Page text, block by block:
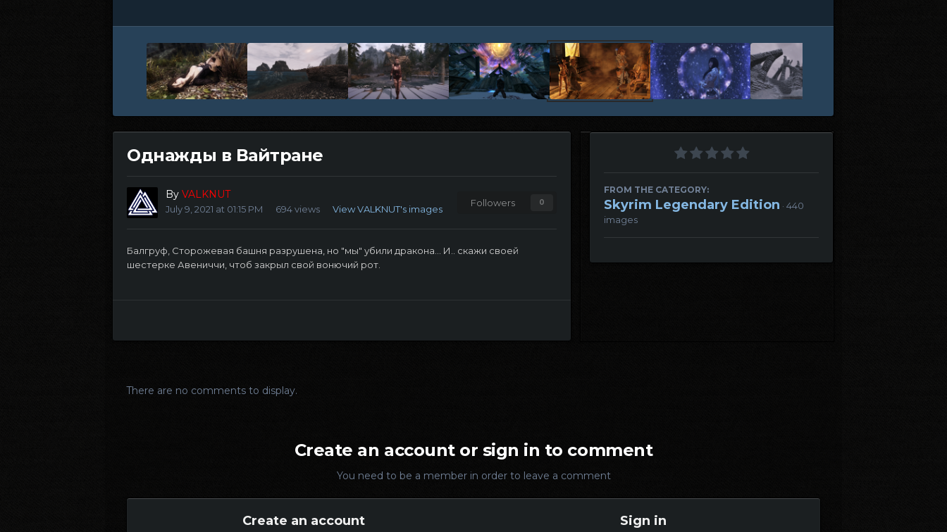
Однажды в Вайтране
ByVALKNUT
July 9, 2021 at 01:15 PM 694 views View VALKNUT's images
Followers 0
Балгруф, Сторожевая башня разрушена, но "мы" убили дракона... И.. скажи своей
шестерке Авениччи, чтоб закрыл свой вонючий рот.
FROM THE CATEGORY:
Skyrim Legendary Edition · 440
images
There are no comments to display.
Create an account or sign in to comment
You need to be a member in order to leave a comment
Create an account Sign in